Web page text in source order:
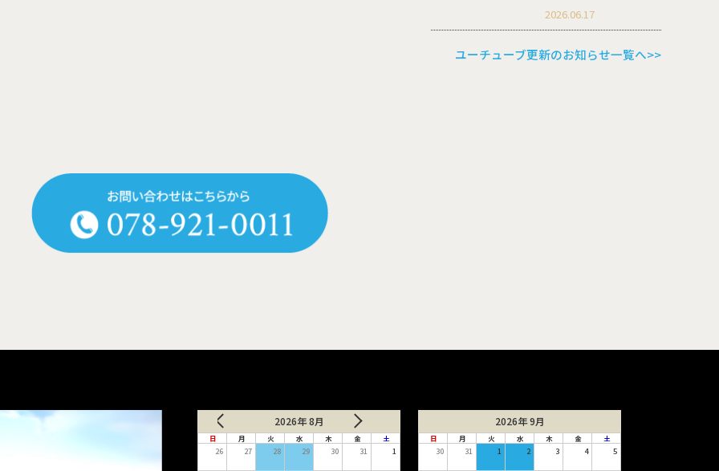
2026.06.17
ユーチューブ更新のお知らせ一覧へ>>
2026年 8月
日 月 火 水 木 金 土
26 27 28 29 30 31 1
2026年 9月
日 月 火 水 木 金 土
30 31 1 2 3 4 5